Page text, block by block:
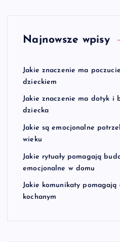
Najnowsze wpisy
Jakie znaczenie ma
dzieckiem
Jakie znaczenie ma dotyk i
dziecka
Jakie są emocjonalne
wieku
Jakie rytuały pomagają
emocjonalne w domu
Jakie komunikaty pomagają
kochanym